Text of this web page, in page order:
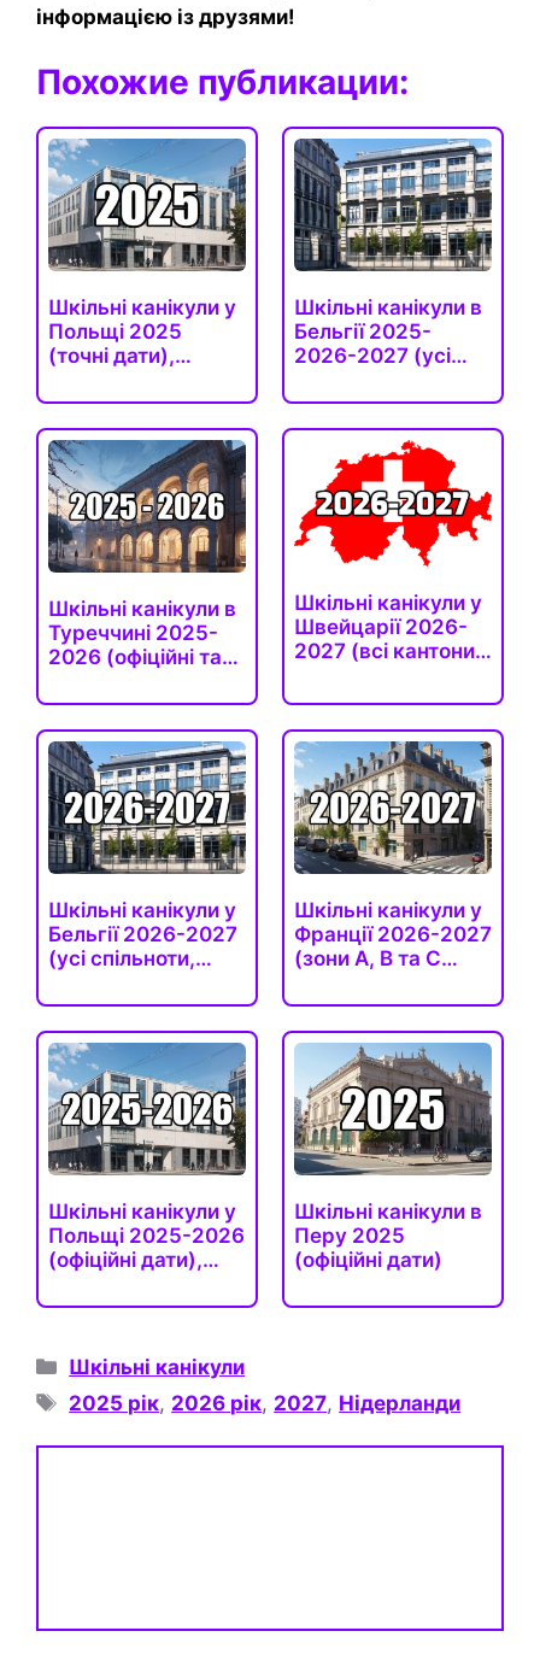
інформацією із друзями!
Похожие публикации:
Шкільні канікули у
Польщі 2025
(точні дати),
Шкільні канікули в
Бельгії 2025-
2026-2027 (усі
Шкільні канікули в
Туреччині 2025-
2026 (офіційні та…
Шкільні канікули у
Швейцарії 2026-
2027 (всі кантони,
Шкільні канікули у
Бельгії 2026-2027
(усі спільноти,…
Шкільні канікули у
Франції 2026-2027
(зони A, B та C…
Шкільні канікули у
Польщі 2025-2026
(офіційні дати),…
Шкільні канікули в
Перу 2025
(офіційні дати)
Категорії
Шкільні канікули
Позначки
2025 рік, 2026 рік, 2027, Нідерланди